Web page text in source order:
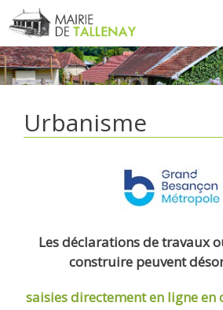
Aller
au
contenu
Urbanisme
Les déclarations de travaux
construire peuvent
saisies directement en ligneen